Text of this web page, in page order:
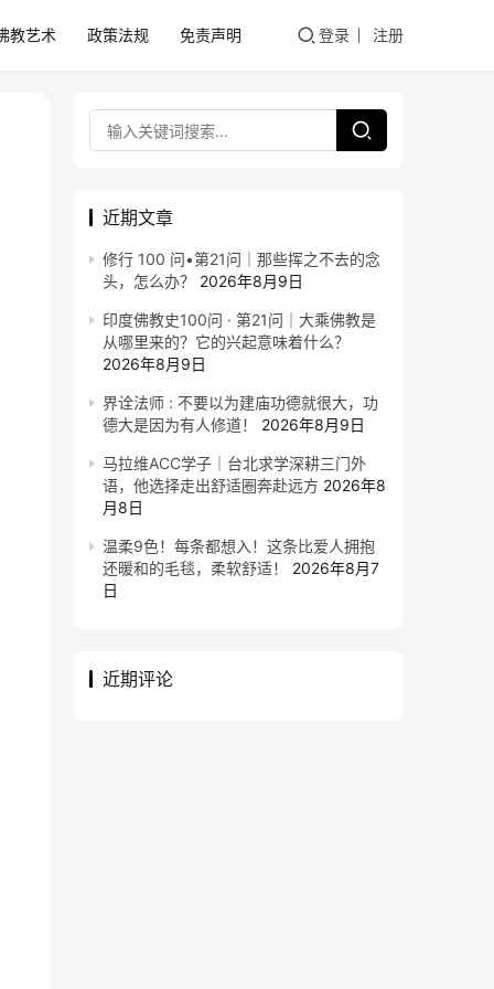
教艺术 政策法规 免责声明 登录 注册
近期文章
修行 100 问•第21问｜那些挥之不去的念
头，怎么办？
2026年8月9日
印度佛教史100问 · 第21问｜大乘佛教是
从哪里来的？它的兴起意味着什么？
2026年8月9日
界诠法师 : 不要以为建庙功德就很大，功
德大是因为有人修道！
2026年8月9日
马拉维ACC学子｜台北求学深耕三门外
语，他选择走出舒适圈奔赴远方 2026年8
月8日
温柔9色！每条都想入！这条比爱人拥抱
还暖和的毛毯，柔软舒适！
2026年8月7
日
近期评论